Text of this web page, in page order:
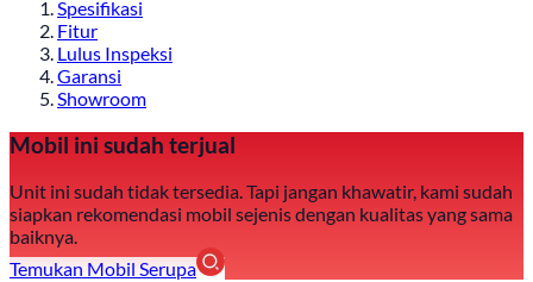
Spesifikasi
Fitur
Lulus Inspeksi
Garansi
Showroom
Mobil ini sudah terjual
Unit ini sudah tidak tersedia. Tapi jangan khawatir, kami sudah
siapkan rekomendasi mobil sejenis dengan kualitas yang sama
baiknya.
Temukan Mobil Serupa